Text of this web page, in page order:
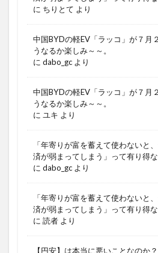
に ちりとて より
中国BYDの軽EV「ラッコ」が７月
うなるか楽しみ～～。
に dabo_gc より
中国BYDの軽EV「ラッコ」が７月
うなるか楽しみ～～。
に ユキ より
「年寄りが富を蓄えて使わないと
済が弱まってしまう」って有り得
に dabo_gc より
「年寄りが富を蓄えて使わないと
済が弱まってしまう」って有り得
に 読者 より
【円安】は本当に悪いことなのか？